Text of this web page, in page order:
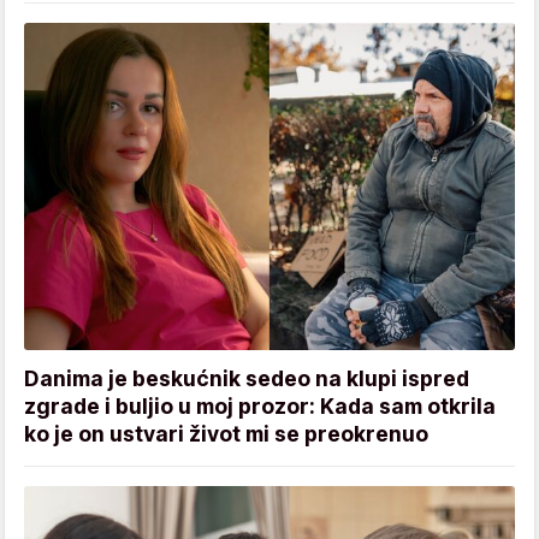
Danima je beskućnik sedeo na klupi ispred
zgrade i buljio u moj prozor: Kada sam otkrila
ko je on ustvari život mi se preokrenuo